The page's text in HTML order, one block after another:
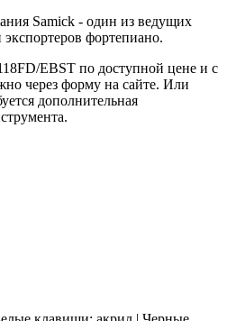
Samick - один из ведущих
фортепиано.
EBST по доступной цене и с
через форму на сайте. Или
дополнительная